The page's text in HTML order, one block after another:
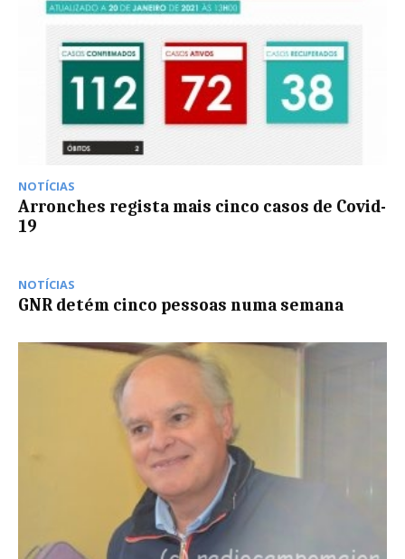
NOTÍCIAS
Arronches regista mais cinco casos de Covid-
19
NOTÍCIAS
GNR detém cinco pessoas numa semana